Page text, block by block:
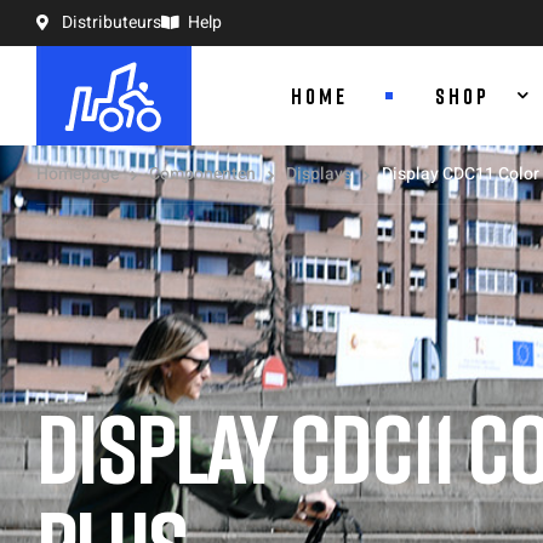
Distributeurs Help
HOME SHOP
DISPLAY CDC11
Homepage Componenten Displays Display CDC11